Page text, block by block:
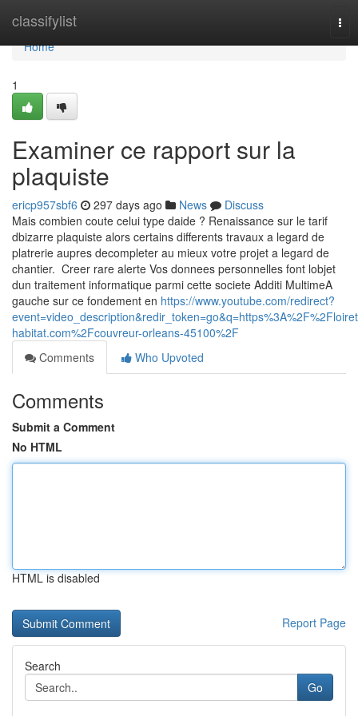
classifylist
Home
Home
1
Examiner ce rapport sur la
plaquiste
ericp957sbf6 297 days ago News
Discuss
Mais combien coute celui type daide ? Renaissance sur le tarif
dbizarre plaquiste alors certains differents travaux a legard de
platrerie aupres decompleter au mieux votre projet a legard de
chantier. Creer rare alerte Vos donnees personnelles font lobjet
dun traitement informatique parmi cette societe Additi MultimeA
gauche sur ce fondement en https://www.youtube.com/redirect?
habitat.com%2Fcouvreur-orleans-45100%2F
Comments
Who Upvoted
Comments
Submit a Comment
No HTML
HTML is disabled
Report Page
Search
Go